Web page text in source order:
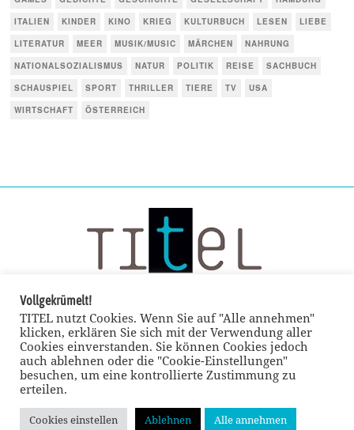
ITALIEN
KINDER KINO KRIEG KULTURBUCH LESEN
LIEBE
LITERATUR
MEER MUSIK/MUSIC MÄRCHEN
NAHRUNG
NATIONALSOZIALISMUS
NATUR POLITIK REISE
SACHBUCH
SCHAUSPIEL
SPORT THRILLER TIERE TV
USA
WIRTSCHAFT
ÖSTERREICH
© TITEL kulturmagazin 2022
Vollgekrümelt!
TITEL nutzt Cookies. Wenn Sie auf "Alle annehmen"
klicken, erklären Sie sich mit der Verwendung aller
Cookies einverstanden. Sie können Cookies jedoch
auch ablehnen oder die "Cookie-Einstellungen"
besuchen, um eine kontrollierte Zustimmung zu
erteilen.
Cookies einstellen Ablehnen Alle annehmen